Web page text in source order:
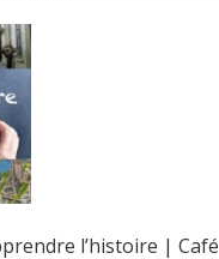
l’histoire | Café